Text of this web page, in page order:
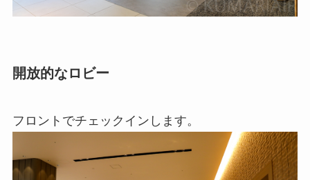
開放的なロビー
フロントでチェックインします。